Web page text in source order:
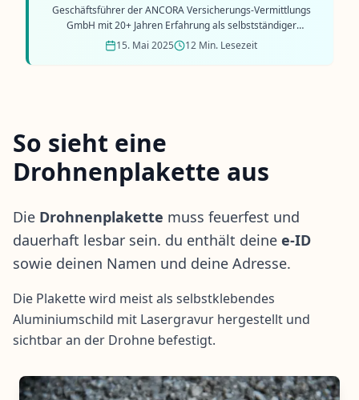
Geschäftsführer der ANCORA Versicherungs-Vermittlungs
GmbH mit 20+ Jahren Erfahrung als selbstständiger
Versicherungsmakler.
15. Mai 2025 12 Min. Lesezeit
So sieht eine
Drohnenplakette aus
Die Drohnenplakette muss feuerfest und
dauerhaft lesbar sein. du enthält deine e-ID
sowie deinen Namen und deine Adresse.
Die Plakette wird meist als selbstklebendes
Aluminiumschild mit Lasergravur hergestellt und
sichtbar an der Drohne befestigt.